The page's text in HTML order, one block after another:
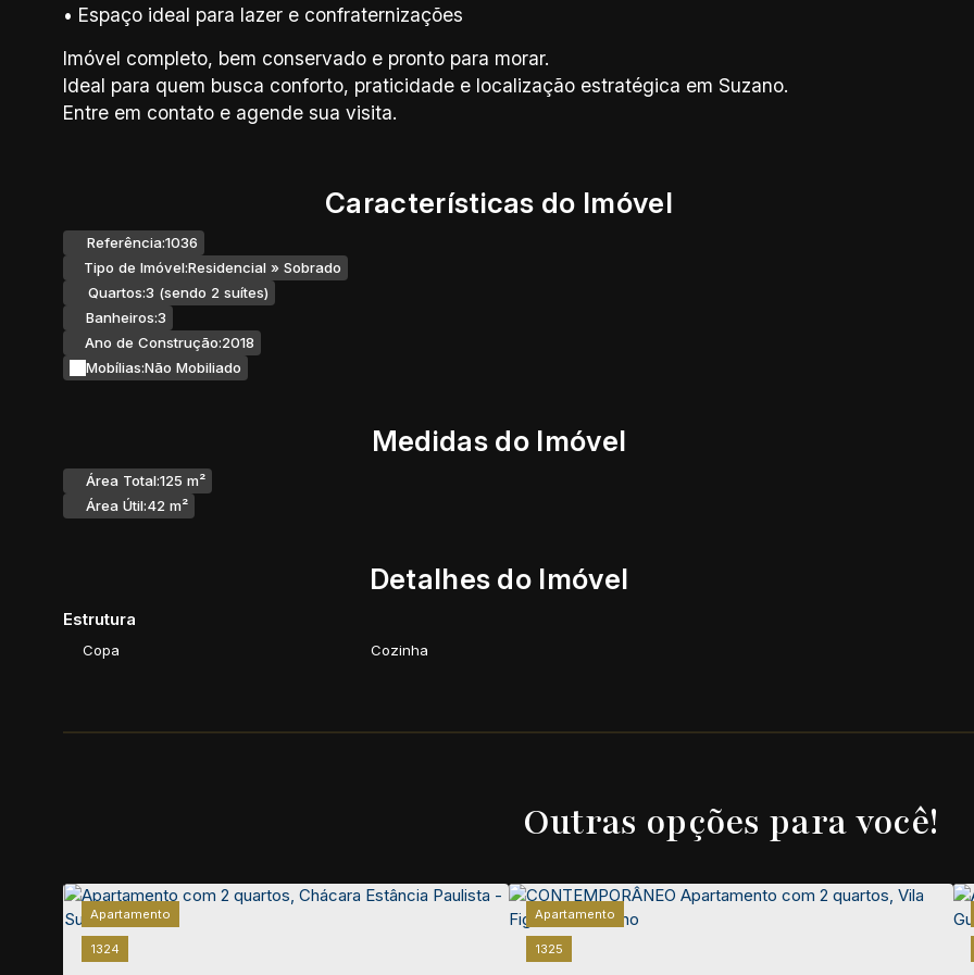
• Espaço ideal para lazer e confraternizações
Imóvel completo, bem conservado e pronto para morar.
Ideal para quem busca conforto, praticidade e localização estratégica em Suzano.
Entre em contato e agende sua visita.
Características do Imóvel
Referência:1036
Tipo de Imóvel:Residencial » Sobrado
Quartos:3 (sendo 2 suítes)
Banheiros:3
Ano de Construção:2018
Mobílias:Não Mobiliado
Medidas do Imóvel
Área Total:125 m²
Área Útil:42 m²
Detalhes do Imóvel
Estrutura
Copa Cozinha
Outras opções para você!
1324
Apartamento
1325
Apartamento